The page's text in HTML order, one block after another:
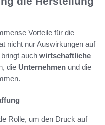
Vorteile für die
nicht nur Auswirkungen auf
auch wirtschaftliche
die Unternehmen und die
Rolle, um den Druck auf